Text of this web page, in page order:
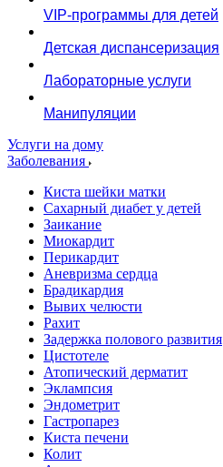
VIP-программы для детей
Детская диспансеризация
Лабораторные услуги
Манипуляции
Услуги на дому
Заболевания
Киста шейки матки
Сахарный диабет у детей
Заикание
Миокардит
Перикардит
Аневризма сердца
Брадикардия
Вывих челюсти
Рахит
Задержка полового развития
Цистотеле
Атопический дерматит
Эклампсия
Эндометрит
Гастропарез
Киста печени
Колит